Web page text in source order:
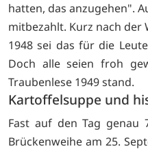
hatten, das anzugehen".
mitbezahlt. Kurz nach
1948 sei das für die
Doch alle seien froh
Traubenlese 1949 stand.
Kartoffelsuppe und
Fast auf den Tag genau
Brückenweihe am 25.